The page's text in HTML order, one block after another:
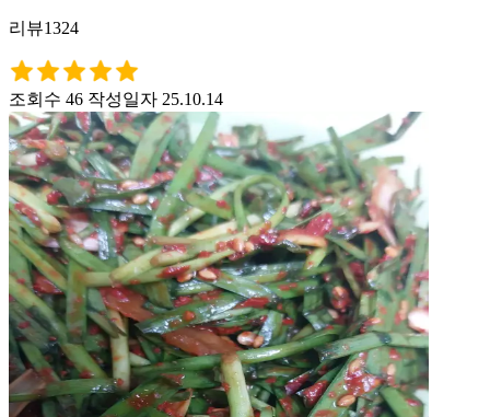
리뷰1324
조회수 46 작성일자 25.10.14